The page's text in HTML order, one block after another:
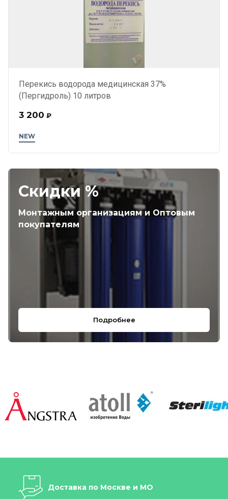
Перекись водорода медицинская 37%
(Пергидроль) 10 литров
NEW
3 200 ₽
Скидки %
Монтажным организациям и Оптовым
покупателям
Подробнее
Доставка по Москве и МО